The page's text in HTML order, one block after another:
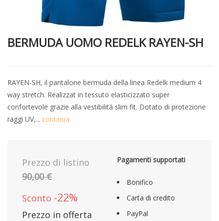
BERMUDA UOMO REDELK RAYEN-SH
RAYEN-SH, il pantalone bermuda della linea Redelk medium 4
way stretch. Realizzat in tessuto elasticizzato super
confortevole grazie alla vestibilità slim fit. Dotato di protezione
raggi UV,... continua
Prezzo di listino
90,00 €
Sconto -22%
Prezzo in offerta
Pagamenti supportati
Bonifico
Carta di credito
PayPal